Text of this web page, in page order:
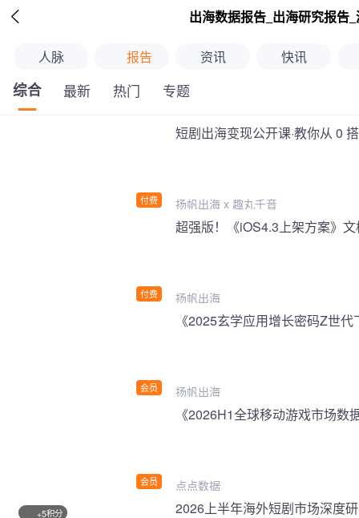
 出海数据报告_出海研究报告
人脉 报告 资讯 快讯
综合 最新 热门 专题
付费
短剧出海变现公开课·教你从 0
扬帆出海 x 趣丸千音
付费 扬帆出海
会员
《2025玄学应用增长密码Z世
扬帆出海
会员
《2026H1全球移动游戏市场数
点点数据
+5积分 2026上半年海外短剧市场深度